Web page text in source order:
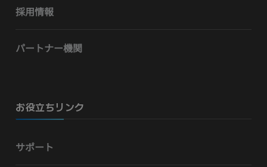
採用情報
パートナー機関
お役立ちリンク
サポート